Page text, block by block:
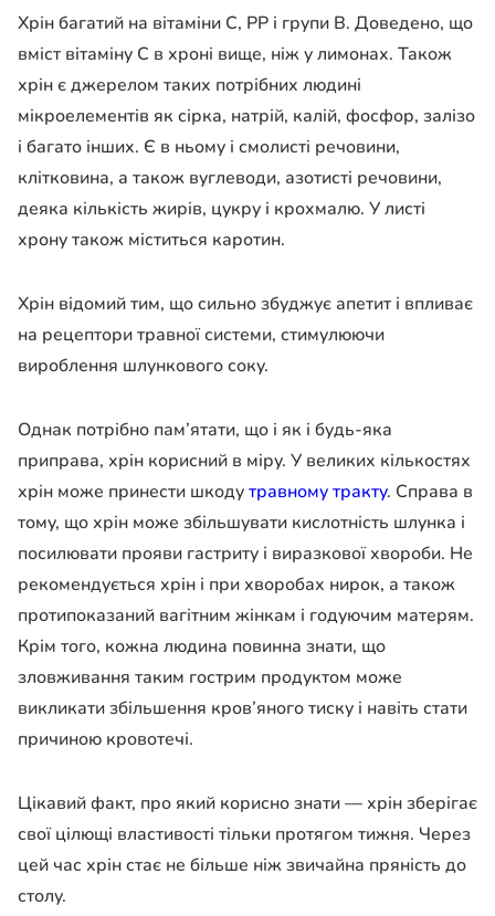
Хрін багатий на вітаміни С, РР і групи В. Доведено, що
вміст вітаміну С в хроні вище, ніж у лимонах. Також
хрін є джерелом таких потрібних людині
мікроелементів як сірка, натрій, калій, фосфор, залізо
і багато інших. Є в ньому і смолисті речовини,
клітковина, а також вуглеводи, азотисті речовини,
деяка кількість жирів, цукру і крохмалю. У листі
хрону також міститься каротин.
Хрін відомий тим, що сильно збуджує апетит і впливає
на рецептори травної системи, стимулюючи
вироблення шлункового соку.
Однак потрібно пам’ятати, що і як і будь-яка
приправа, хрін корисний в міру. У великих кількостях
хрін може принести шкодутравному тракту. Справа в
тому, що хрін може збільшувати кислотність шлунка і
посилювати прояви гастриту і виразкової хвороби. Не
рекомендується хрін і при хворобах нирок, а також
протипоказаний вагітним жінкам і годуючим матерям.
Крім того, кожна людина повинна знати, що
зловживання таким гострим продуктом може
викликати збільшення кров’яного тиску і навіть стати
причиною кровотечі.
Цікавий факт, про який корисно знати — хрін зберігає
свої цілющі властивості тільки протягом тижня. Через
цей час хрін стає не більше ніж звичайна пряність до
столу.